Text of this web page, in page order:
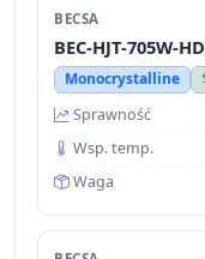
BECSA
BEC-HJT-705W-HD
Monocrystalline
Sprawność
Wsp. temp.
Waga